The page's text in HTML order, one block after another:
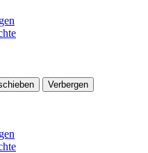
Verbergen